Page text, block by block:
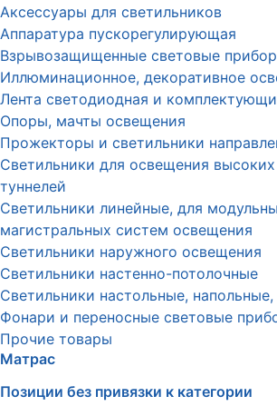
Аксессуары для светильников
Аппаратура пускорегулирующая
Взрывозащищенные световые
Иллюминационное, декоративное
Лента светодиодная и
Опоры, мачты освещения
Прожекторы и светильники
Светильники для освещения
туннелей
Светильники линейные, для
магистральных систем освещения
Светильники наружного освещения
Светильники настенно-потолочные
Светильники настольные,
Фонари и переносные световые
Прочие товары
Матрас
Позиции без привязки к категории